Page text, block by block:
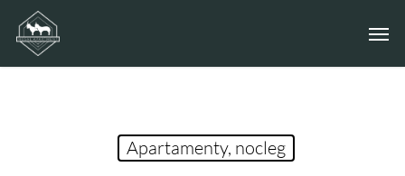
Skip
main
Apartamenty, nocleg